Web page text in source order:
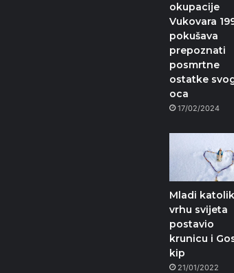
okupacije
Vukovara
pokušava
prepoznati
posmrtne
ostatke
oca
17/02/2024
Mladi
vrhu svijeta
postavio
krunicu i
kip
21/01/2022